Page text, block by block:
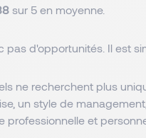
sur 5 en moyenne.
pas d'opportunités. Il est
ne recherchent plus
un style de
professionnelle et